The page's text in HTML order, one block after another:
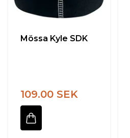
Mössa Kyle SDK
109.00 SEK